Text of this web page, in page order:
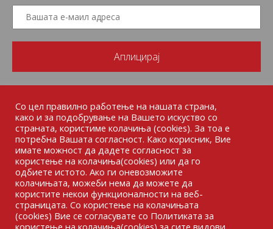
Со цел правилно работење на нашата страна,
како и за подобрување на Вашето искуство со
страната, користиме колачиња (cookies). За тоа е
потребна Вашата согласност. Како корисник, Вие
имате можност да дадете согласност за
користење на колачиња(cookies) или да го
одбиете истото. Ако ги оневозможите
колачињата, можеби нема да можете да
користите некои функционалности на веб-
страницата. Со користење на колачињата
(cookies) Вие се согласувате со Политиката за
користење на колачиња(cookies) за сите видови